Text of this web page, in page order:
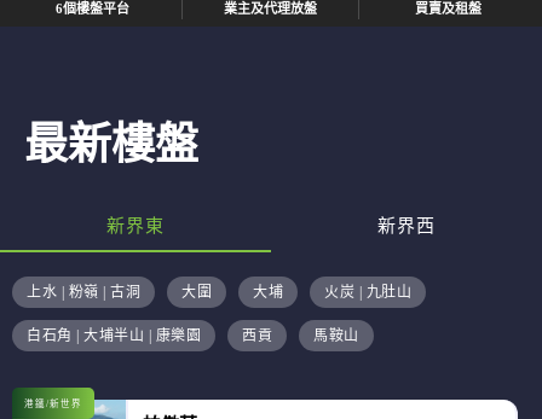
6個樓盤平台 業主及代理放盤 買賣及租盤
最新樓盤
新界東 新界西
上水 | 粉嶺 | 古洞 大圍 大埔 火炭 | 九肚山
白石角 | 大埔半山 | 康樂園 西貢 馬鞍山
港鐵/新世界